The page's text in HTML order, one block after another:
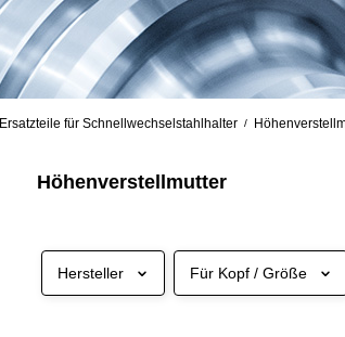
Ersatzteile für Schnellwechselstahlhalter /
Höhenverstellmutter
Hersteller Für Kopf / Größe